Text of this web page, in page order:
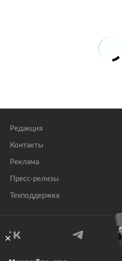
Редакция
Контакты
Реклама
Пресс-релизы
Техподдержка